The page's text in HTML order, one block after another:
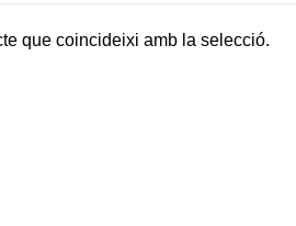
que coincideixi amb la selecció.